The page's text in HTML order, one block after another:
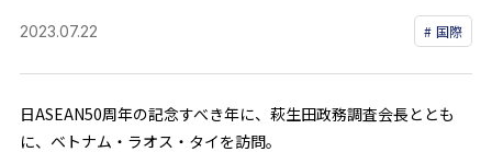
2023.07.22 国際
日ASEAN50周年の記念すべき年に、萩生田政務調査会長ととも
に、ベトナム・ラオス・タイを訪問。